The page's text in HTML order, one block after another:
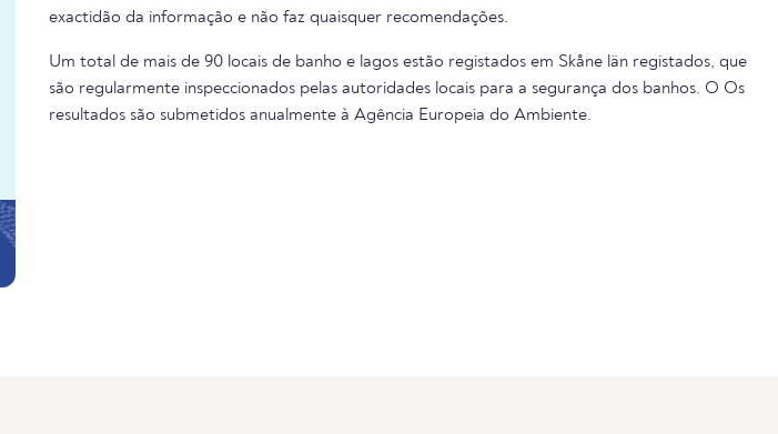
exactidão da informação e não faz quaisquer recomendações.
Um total de mais de 90 locais de banho e lagos estão registados em Skåne län registados, que
são regularmente inspeccionados pelas autoridades locais para a segurança dos banhos. O Os
resultados são submetidos anualmente à Agência Europeia do Ambiente.